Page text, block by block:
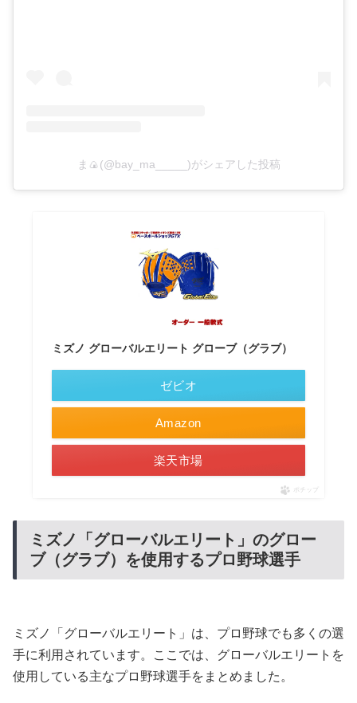
ま🍙(@bay_ma_____)がシェアした投稿
ミズノ グローバルエリート グローブ（グラブ）
Amazon
楽天市場
ゼビオ
ポチップ
ミズノ「グローバルエリート」のグロー
ブ（グラブ）を使用するプロ野球選手
ミズノ「グローバルエリート」は、プロ野球でも多くの選
手に利用されています。ここでは、グローバルエリートを
使用している主なプロ野球選手をまとめました。